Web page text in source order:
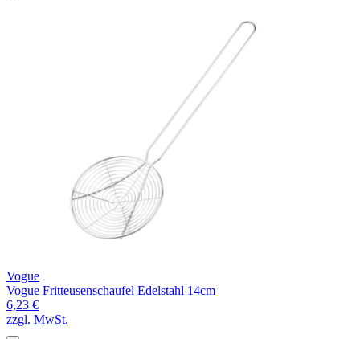
Vogue
Vogue Fritteusenschaufel Edelstahl 14cm
6,23 €
zzgl. MwSt.